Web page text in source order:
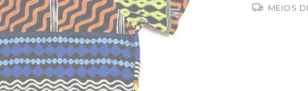
MEIOS